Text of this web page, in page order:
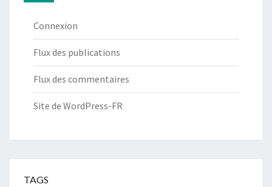
Connexion
Flux des publications
Flux des commentaires
Site de WordPress-FR
TAGS